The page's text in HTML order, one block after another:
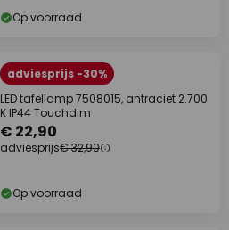
Op voorraad
adviesprijs -30%
LED tafellamp 7508015, antraciet 2.700
K IP44 Touchdim
€ 22,90
adviesprijs€ 32,90
Op voorraad